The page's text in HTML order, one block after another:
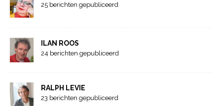
25 berichten gepubliceerd
ILAN ROOS
24 berichten gepubliceerd
RALPH LEVIE
23 berichten gepubliceerd